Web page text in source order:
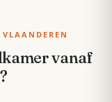
vanaf